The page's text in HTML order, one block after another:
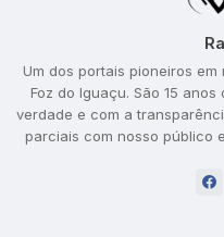
Um dos portais pioneiros
Foz do Iguaçu. São 15
verdade e com a
parciais com nosso público